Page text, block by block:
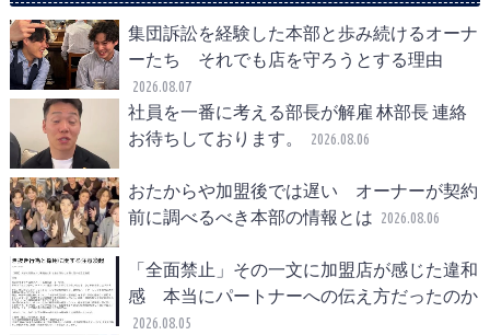
集団訴訟を経験した本部と歩み続けるオーナ
ーたち それでも店を守ろうとする理由
2026.08.07
社員を一番に考える部長が解雇 林部長 連絡
お待ちしております。
2026.08.06
おたからや加盟後では遅い オーナーが契約
前に調べるべき本部の情報とは 2026.08.06
「全面禁止」その一文に加盟店が感じた違和
感 本当にパートナーへの伝え方だったのか
2026.08.05